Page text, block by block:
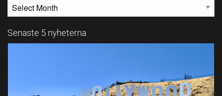
Senaste 5 nyheterna